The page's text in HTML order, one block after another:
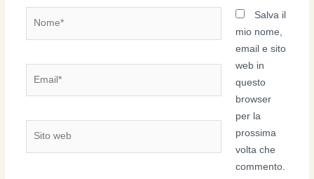
Salva il
mio nome,
email e sito
web in
questo
browser
per la
prossima
volta che
commento.